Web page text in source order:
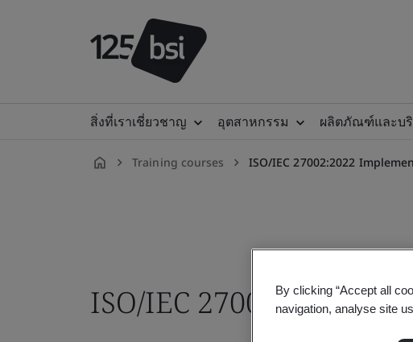
สิ่งที่เราเชี่ยวชาญ อุตสาหกรรม ผลิตภัณฑ์และบ
Training courses ISO/IEC 27002:2022
ISO/IEC 27002:2022
By clicking “Accept all
navigation, analyse site